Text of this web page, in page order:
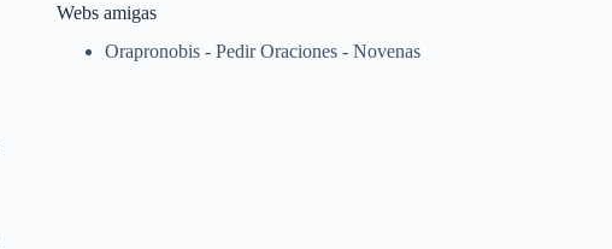
Webs amigas
Orapronobis - Pedir Oraciones - Novenas